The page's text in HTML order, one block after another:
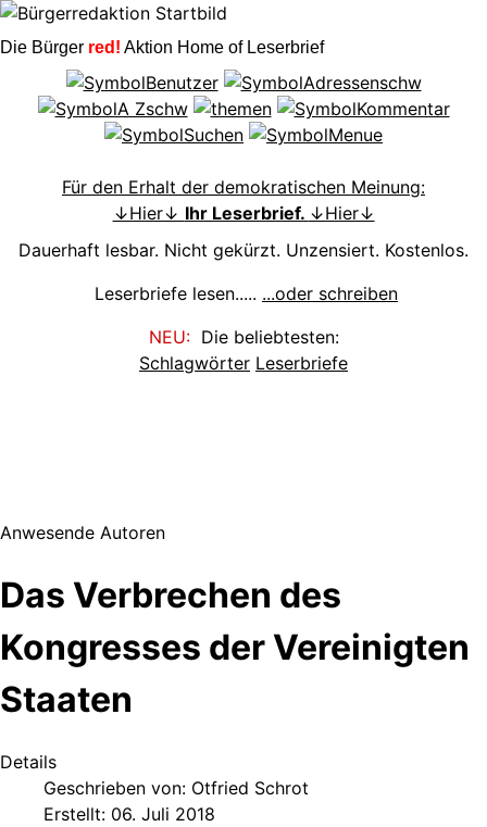
Die Bürger red! Aktion Home of Leserbrief
Für den Erhalt der demokratischen Meinung:
↓Hier↓ Ihr Leserbrief. ↓Hier↓
Dauerhaft lesbar. Nicht gekürzt. Unzensiert. Kostenlos.
Leserbriefe lesen..... ...oder schreiben
NEU:Die beliebtesten:
Schlagwörter Leserbriefe
Anwesende Autoren
Das Verbrechen des
Kongresses der Vereinigten
Staaten
Details
Geschrieben von: Otfried Schrot
Erstellt: 06. Juli 2018